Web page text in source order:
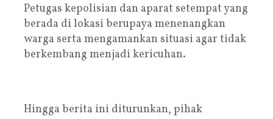
Petugas kepolisian dan aparat setempat yang
berada di lokasi berupaya menenangkan
warga serta mengamankan situasi agar tidak
berkembang menjadi kericuhan.
Hingga berita ini diturunkan, pihak